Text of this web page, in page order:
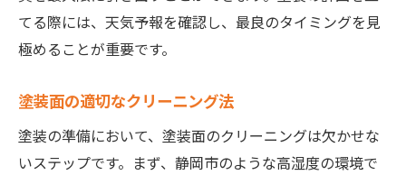
てる際には、天気予報を確認し、最良のタイミングを見
極めることが重要です。
塗装面の適切なクリーニング法
塗装の準備において、塗装面のクリーニングは欠かせな
いステップです。まず、静岡市のような高湿度の環境で